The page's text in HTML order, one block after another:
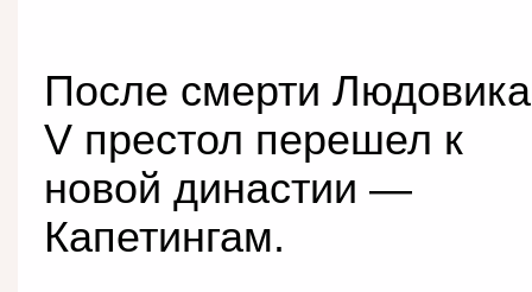
После смерти Людовика
V престол перешел к
новой династии —
Капетингам.